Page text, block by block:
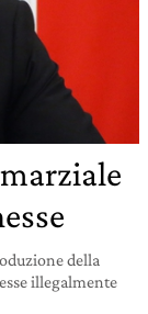
della
illegalmente